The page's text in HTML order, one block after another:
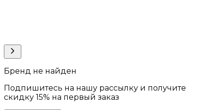
Бренд не найден
Подпишитесь на нашу рассылку и получите
скидку 15% на первый заказ